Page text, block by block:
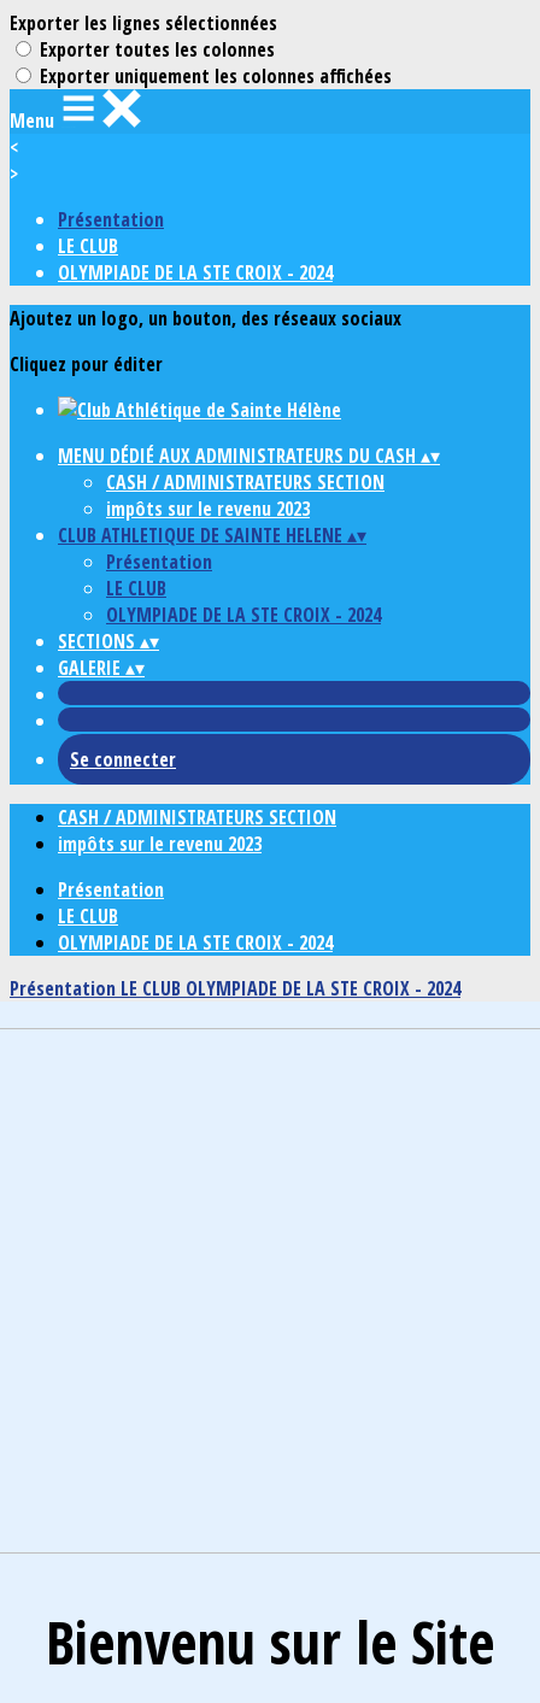
Exporter les lignes sélectionnées
Exporter toutes les colonnes
Exporter uniquement les colonnes affichées
Menu
<
>
Présentation
LE CLUB
OLYMPIADE DE LA STE CROIX - 2024
Ajoutez un logo, un bouton, des réseaux sociaux
Cliquez pour éditer
MENU DÉDIÉ AUX ADMINISTRATEURS DU CASH ▴▾
CASH / ADMINISTRATEURS SECTION
impôts sur le revenu 2023
CLUB ATHLETIQUE DE SAINTE HELENE ▴▾
Présentation
LE CLUB
OLYMPIADE DE LA STE CROIX - 2024
SECTIONS ▴▾
GALERIE ▴▾
Se connecter
CASH / ADMINISTRATEURS SECTION
impôts sur le revenu 2023
Présentation
LE CLUB
OLYMPIADE DE LA STE CROIX - 2024
Présentation LE CLUB OLYMPIADE DE LA STE CROIX - 2024
Bienvenu sur le Site